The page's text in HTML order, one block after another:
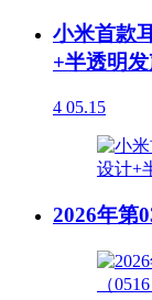
小米首款
+半透明
4 05.15
2026年第